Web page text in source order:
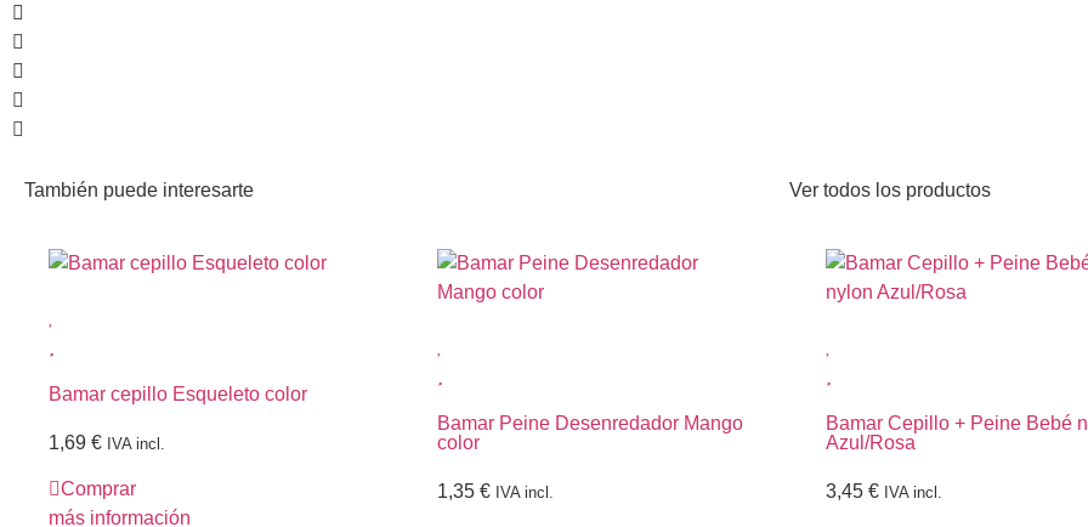
También puede interesarte Ver todos los productos
Bamar cepillo Esqueleto color
1,69 € IVA incl.
Comprar
más información
Bamar Peine Desenredador Mango
color
1,35 € IVA incl.
Bamar Cepillo + Peine Bebé
Azul/Rosa
3,45 € IVA incl.